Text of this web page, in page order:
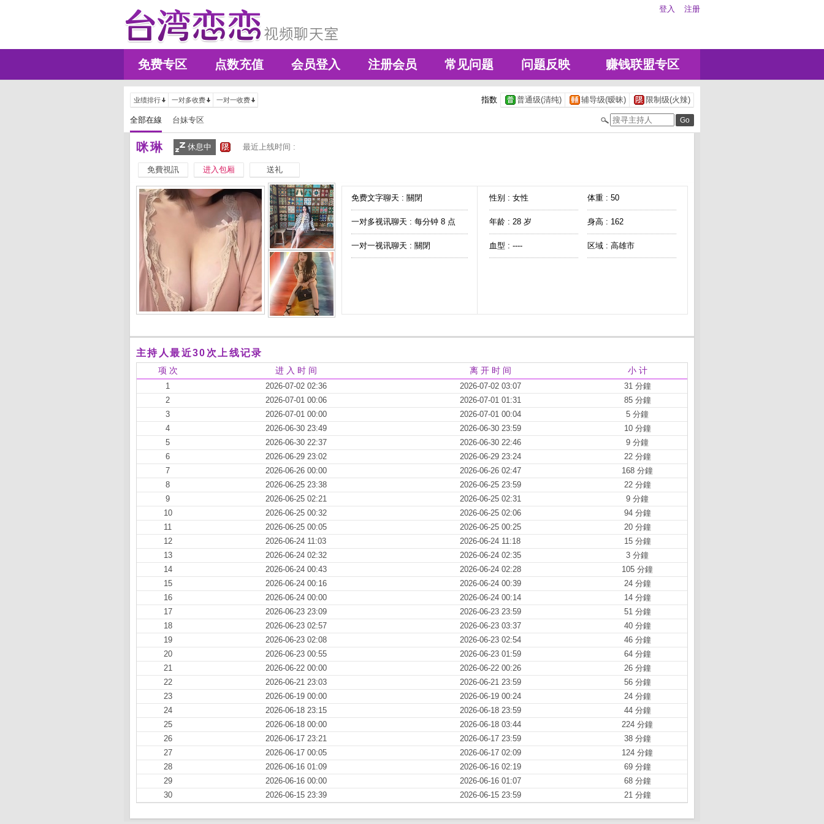
登入 注册
免费专区 点数充值 会员登入 注册会员 常见问题 问题反映 赚钱联盟专区
业绩排行 一对多收费 一对一收费 指数 普通级(清纯) 辅导级(暧昧) 限制级(火辣)
全部在線 台妹专区
咪琳 休息中 最近上线时间 :
免費視訊 进入包厢 送礼
免费文字聊天 : 關閉
一对多视讯聊天 : 每分钟 8 点
一对一视讯聊天 : 關閉
性别 : 女性 体重 : 50
年龄 : 28 岁 身高 : 162
血型 : ---- 区域 : 高雄市
主持人最近30次上线记录
项 次 进 入 时 间 离 开 时 间 小 计
1 2026-07-02 02:36 2026-07-02 03:07
31 分鐘
2
2026-07-01 00:06 2026-07-01 01:31
85 分鐘
3
2026-07-01 00:00 2026-07-01 00:04
5 分鐘
4
2026-06-30 23:49 2026-06-30 23:59
10 分鐘
5
2026-06-30 22:37 2026-06-30 22:46
9 分鐘
6
2026-06-29 23:02 2026-06-29 23:24
22 分鐘
7
2026-06-26 00:00 2026-06-26 02:47
168 分鐘
8
2026-06-25 23:38 2026-06-25 23:59
22 分鐘
9
2026-06-25 02:21 2026-06-25 02:31
9 分鐘
10
2026-06-25 00:32 2026-06-25 02:06
94 分鐘
11
2026-06-25 00:05 2026-06-25 00:25
20 分鐘
12
2026-06-24 11:03 2026-06-24 11:18
15 分鐘
13
2026-06-24 02:32 2026-06-24 02:35
3 分鐘
14
2026-06-24 00:43 2026-06-24 02:28
105 分鐘
15
2026-06-24 00:16 2026-06-24 00:39
24 分鐘
16
2026-06-24 00:00 2026-06-24 00:14
14 分鐘
17
2026-06-23 23:09 2026-06-23 23:59
51 分鐘
18
2026-06-23 02:57 2026-06-23 03:37
40 分鐘
19
2026-06-23 02:08 2026-06-23 02:54
46 分鐘
20
2026-06-23 00:55 2026-06-23 01:59
64 分鐘
21
2026-06-22 00:00 2026-06-22 00:26
26 分鐘
22
2026-06-21 23:03 2026-06-21 23:59
56 分鐘
23
2026-06-19 00:00 2026-06-19 00:24
24 分鐘
24
2026-06-18 23:15 2026-06-18 23:59
44 分鐘
25
2026-06-18 00:00 2026-06-18 03:44
224 分鐘
26
2026-06-17 23:21 2026-06-17 23:59
38 分鐘
27
2026-06-17 00:05 2026-06-17 02:09
124 分鐘
28
2026-06-16 01:09 2026-06-16 02:19
69 分鐘
29
2026-06-16 00:00 2026-06-16 01:07
68 分鐘
30
2026-06-15 23:39 2026-06-15 23:59 21 分鐘